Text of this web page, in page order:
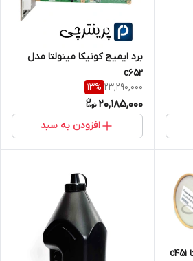
برد ایمیج کونیکا مینولتا مدل
c652
23,290,000
13%
20,185,000
افزودن به سبد
ترانسفر بلت کونیکا مینولتا c451